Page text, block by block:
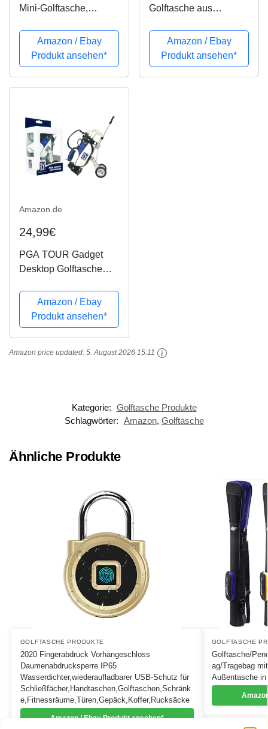
Mini-Golftasche,
Golftraining
Amazon / Ebay
Produkt ansehen*
Golftasche aus
Herren und Damen,
Grün
Amazon / Ebay
Produkt ansehen*
Amazon.de
24,99€
PGA TOUR Gadget
Desktop Golftasche
Geschenkset, silber /
weiß / blau
Amazon / Ebay
Produkt ansehen*
Amazon price updated: 5. August 2026 15:11
Kategorie: Golftasche Produkte
Schlagwörter: Amazon, Golftasche
Ähnliche Produkte
GOLFTASCHE PRODUKTE
2020 Fingerabdruck Vorhängeschloss
Daumenabdrucksperre IP65
Wasserdichter,wiederaufladbarer USB-Schutz für
Schließfächer,Handtaschen,Golftaschen,Schränk
e,Fitnessräume,Türen,Gepäck,Koffer,Rucksäcke
Amazon / Ebay Produkt ansehen*
GOLFTASCHE
Golftasche/
ag/Tragebag
Außentasche